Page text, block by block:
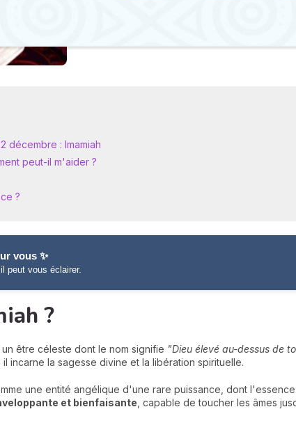
décembre : Imamiah
peut-il m'aider ?
?
vous ✨
peut vous éclairer.
?
être céleste dont le nom signifie "Dieu élevé au-dessus de
incarne la sagesse divine et la libération spirituelle.
une entité angélique d'une rare puissance, dont
et bienfaisante , capable de toucher les âmes